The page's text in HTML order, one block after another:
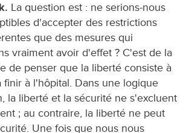
La question est : ne serions-nous
d'accepter des restrictions
que des mesures qui
vraiment avoir d'effet ? C'est de la
de penser que la liberté consiste à
finir à l'hôpital. Dans une logique
la liberté et la sécurité ne s'excluent
; au contraire, la liberté ne peut
Une fois que nous nous